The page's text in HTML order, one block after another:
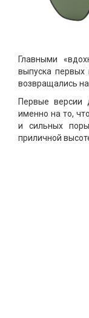
Главными
выпуска первых
возвращались
Первые версии
именно на то,
и сильных
приличной